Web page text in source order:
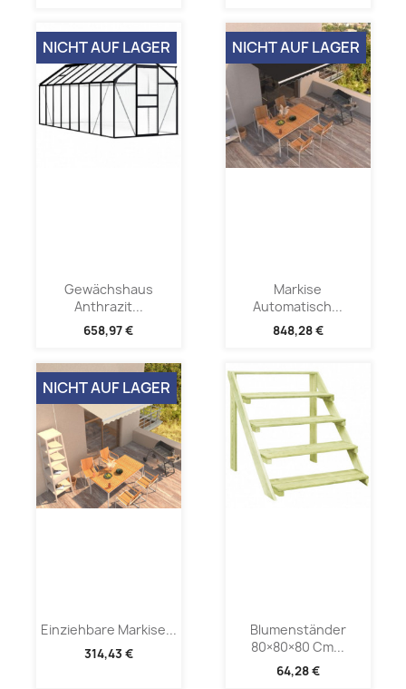
Gewächshaus
Anthrazit...
658,97 €
NICHT AUF LAGER
Markise
Automatisch...
848,28 €
NICHT AUF LAGER
Einziehbare Markise...
314,43 €
NICHT AUF LAGER
Blumenständer
80×80×80 Cm...
64,28 €